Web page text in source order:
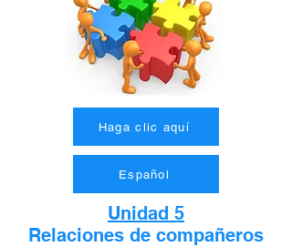
Haga clic aquí
Español
Unidad 5
Relaciones de compañeros